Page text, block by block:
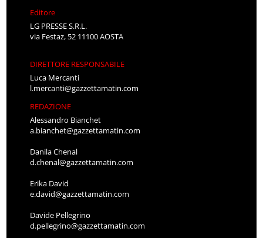
Editore
LG PRESSE S.R.L.
via Festaz, 52 11100 AOSTA
DIRETTORE RESPONSABILE
Luca Mercanti
l.mercanti@gazzettamatin.com
REDAZIONE
Alessandro Bianchet
a.bianchet@gazzettamatin.com
Danila Chenal
d.chenal@gazzettamatin.com
Erika David
e.david@gazzettamatin.com
Davide Pellegrino
d.pellegrino@gazzettamatin.com